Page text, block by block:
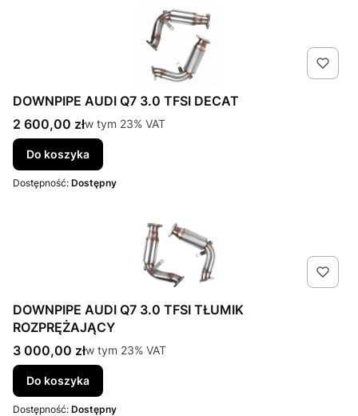
DOWNPIPE AUDI Q7 3.0 TFSI DECAT
Cena brutto
2 600,00 złw tym %s VAT
w tym 23% VAT
Do koszyka
Dostępność: Dostępny
DOWNPIPE AUDI Q7 3.0 TFSI TŁUMIK
ROZPRĘŻAJĄCY
Cena brutto
3 000,00 złw tym %s VAT
w tym 23% VAT
Do koszyka
Dostępność: Dostępny